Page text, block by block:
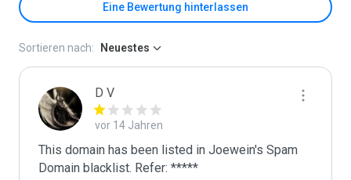
Eine Bewertung hinterlassen
Sortieren nach: Neuestes
D V
vor 14 Jahren
This domain has been listed in Joewein's Spam
Domain blacklist. Refer: *****